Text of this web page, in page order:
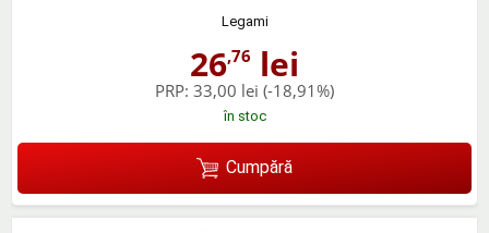
Legami
26,76 lei
PRP: 33,00 lei (-18,91%)
în stoc
Cumpără